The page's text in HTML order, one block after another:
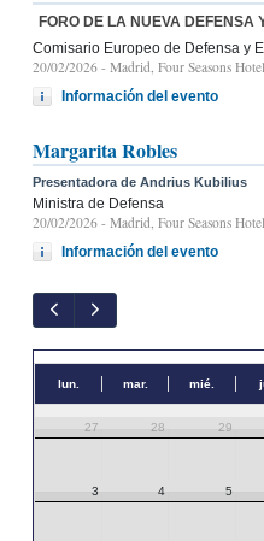
FORO DE LA NUEVA DEFENSA
Comisario Europeo de Defensa y
20/02/2026 - Madrid, Four Seasons
Información del evento
Margarita Robles
Presentadora de Andrius Kubilius
Ministra de Defensa
20/02/2026 - Madrid, Four Seasons
Información del evento
lun. mar. mié.
27 28 29
3 4 5